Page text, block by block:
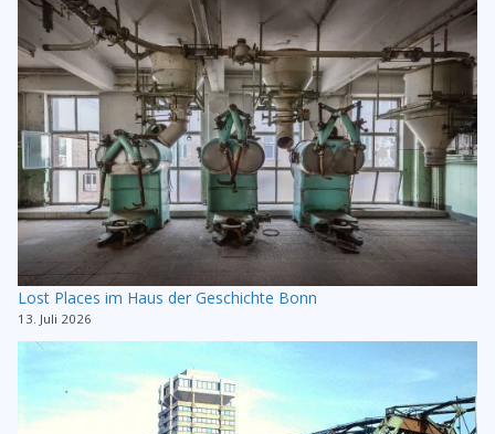
Lost Places im Haus der Geschichte Bonn
13. Juli 2026